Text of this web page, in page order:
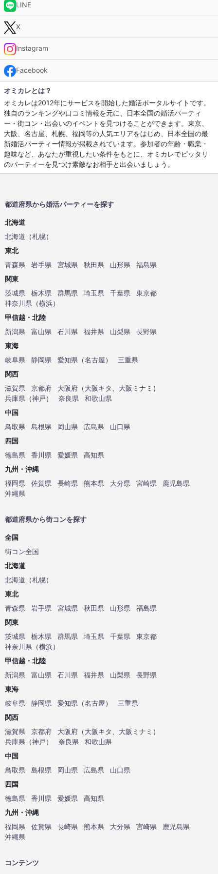
LINE
X
Instagram
Facebook
オミカレとは？
オミカレは2012年にサービスを開始した婚活ポータルサイトです。
独自のランキングや口コミ情報を元に、日本全国の婚活パーティ
ー・街コン・出会いのイベントを見つけることができます。東京、
大阪、名古屋、札幌、福岡等の人気エリアをはじめ、日本全国の最
新婚活パーティー情報が掲載されています。参加者の年齢・職業・
趣味など、あなたが重視したい条件をもとに、オミカレでピッタリ
のパーティーを見つけ素敵なお相手と出会いましょう。
都道府県から婚活パーティーを探す
北海道
北海道 （札幌）
東北
青森県
岩手県 宮城県 秋田県 山形県
福島県
関東
茨城県
栃木県 群馬県 埼玉県 千葉県
東京都
神奈川県 （横浜）
甲信越・北陸
新潟県
富山県 石川県 福井県 山梨県
長野県
東海
岐阜県
静岡県 愛知県 （名古屋）
三重県
関西
滋賀県
京都府 大阪府 （大阪キタ 大阪ミナミ ）
兵庫県 （神戸） 奈良県
和歌山県
中国
鳥取県
島根県 岡山県 広島県
山口県
四国
徳島県
香川県 愛媛県
高知県
九州・沖縄
福岡県
佐賀県 長崎県 熊本県 大分県 宮崎県
鹿児島県
沖縄県
都道府県から街コンを探す
全国
街コン全国
北海道
北海道 （札幌）
東北
青森県
岩手県 宮城県 秋田県 山形県
福島県
関東
茨城県
栃木県 群馬県 埼玉県 千葉県
東京都
神奈川県 （横浜）
甲信越・北陸
新潟県
富山県 石川県 福井県 山梨県
長野県
東海
岐阜県
静岡県 愛知県 （名古屋）
三重県
関西
滋賀県
京都府 大阪府 （大阪キタ 大阪ミナミ ）
兵庫県 （神戸） 奈良県
和歌山県
中国
鳥取県
島根県 岡山県 広島県
山口県
四国
徳島県
香川県 愛媛県
高知県
九州・沖縄
福岡県
佐賀県 長崎県 熊本県 大分県 宮崎県
鹿児島県
沖縄県
コンテンツ